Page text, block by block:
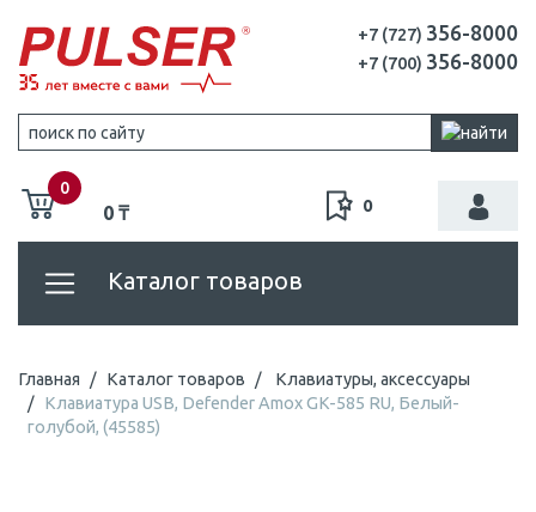
+7 (727) 356-8000
+7 (700) 356-8000
0
0 ₸ 0
Каталог товаров
Главная Каталог товаров
Клавиатуры, аксессуары
Клавиатура USB, Defender Amox GK-585 RU, Белый-
голубой, (45585)